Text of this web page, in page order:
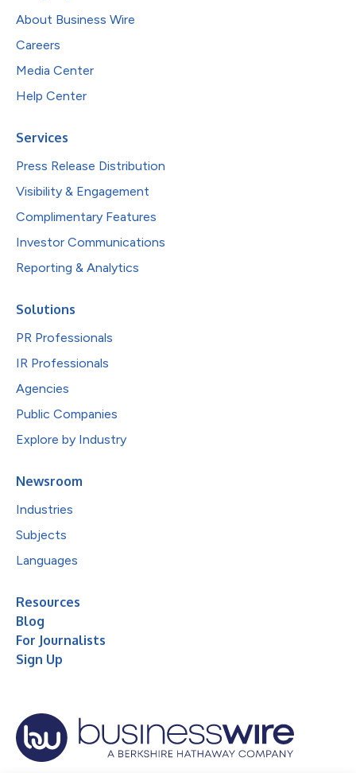
About Business Wire
Careers
Media Center
Help Center
Services
Press Release Distribution
Visibility & Engagement
Complimentary Features
Investor Communications
Reporting & Analytics
Solutions
PR Professionals
IR Professionals
Agencies
Public Companies
Explore by Industry
Newsroom
Industries
Subjects
Languages
Resources
Blog
For Journalists
Sign Up